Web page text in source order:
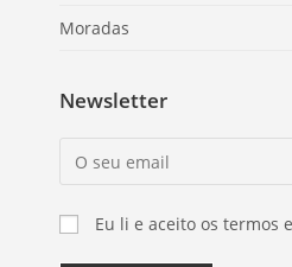
Moradas
Newsletter
Eu li e aceito os termos